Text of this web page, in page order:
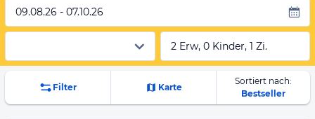
09.08.26 - 07.10.26
2 Erw, 0 Kinder, 1 Zi.
Filter Karte
Sortiert nach:
Bestseller